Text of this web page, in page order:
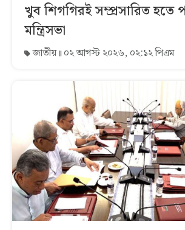
খুব শিগগিরই সম্প্রসারিত হতে
মন্ত্রিসভা
জাতীয় ০২ আগস্ট ২০২৬, ০২:১২ পিএম